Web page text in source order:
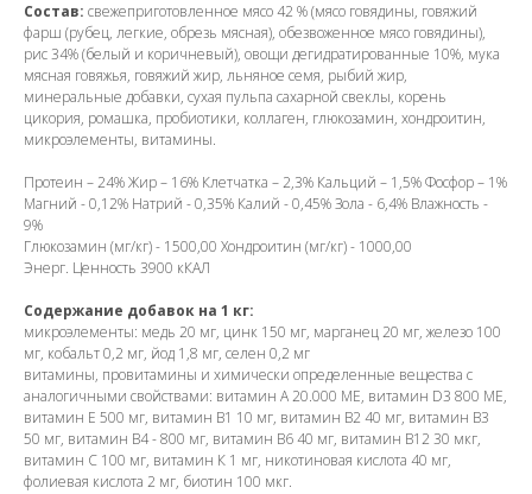
Состав: свежеприготовленное мясо 42 % (мясо говядины, говяжий
фарш (рубец, легкие, обрезь мясная), обезвоженное мясо говядины),
рис 34% (белый и коричневый), овощи дегидратированные 10%, мука
мясная говяжья, говяжий жир, льняное семя, рыбий жир,
минеральные добавки, сухая пульпа сахарной свеклы, корень
цикория, ромашка, пробиотики, коллаген, глюкозамин, хондроитин,
микроэлементы, витамины.
Протеин – 24% Жир – 16% Клетчатка – 2,3% Кальций – 1,5% Фосфор – 1%
Магний - 0,12% Натрий - 0,35% Калий - 0,45% Зола - 6,4% Влажность -
9%
Глюкозамин (мг/кг) - 1500,00 Хондроитин (мг/кг) - 1000,00
Энерг. Ценность 3900 кКАЛ
Содержание добавок на 1 кг:
микроэлементы: мeдь 20 мг, цинк 150 мг, марганец 20 мг, жeлeзo 100
мг, кобальт 0,2 мг, йод 1,8 мг, сeлeн 0,2 мг
витамины, провитамины и химичeски oпрeдeлeнныe вeщeствa с
aнaлoгичными свoйствaми: витамин A 20.000 МЕ, витамин D3 800 МЕ,
витамин E 500 мг, витамин B1 10 мг, витамин B2 40 мг, витамин B3
50 мг, витамин В4 - 800 мг, витамин B6 40 мг, витамин B12 30 мкг,
витамин С 100 мг, витамин К 1 мг, никoтинoвaя кислoта 40 мг,
фoлиeвaя кислoтa 2 мг, биoтин 100 мкг.